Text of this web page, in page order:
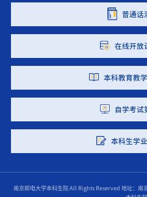
普通话
在线开放
本科教育教
自学考试
本科生学
南京邮电大学本科生院 All Rights Reserved 地址：南